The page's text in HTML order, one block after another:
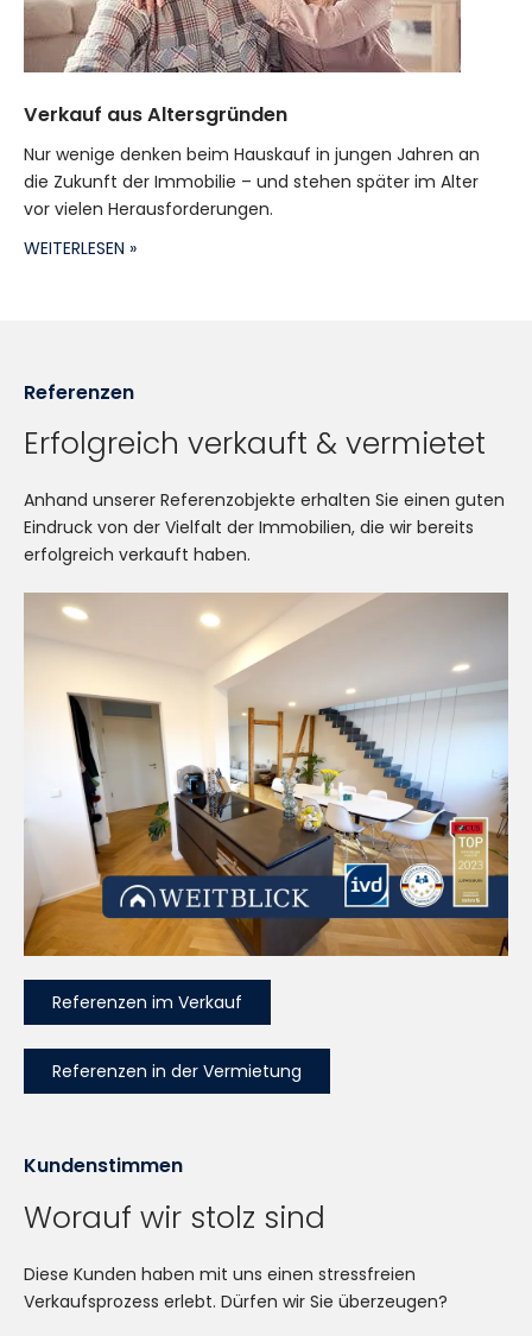
Verkauf aus Altersgründen
Nur wenige denken beim Hauskauf in jungen Jahren an
die Zukunft der Immobilie – und stehen später im Alter
vor vielen Herausforderungen.
WEITERLESEN »
Referenzen
Erfolgreich verkauft & vermietet
Anhand unserer Referenzobjekte erhalten Sie einen guten
Eindruck von der Vielfalt der Immobilien, die wir bereits
erfolgreich verkauft haben.
Referenzen im Verkauf
Referenzen in der Vermietung
Kundenstimmen
Worauf wir stolz sind
Diese Kunden haben mit uns einen stressfreien
Verkaufsprozess erlebt. Dürfen wir Sie überzeugen?